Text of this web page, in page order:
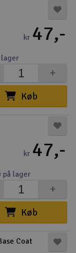
kr 47,-
Køb
+
lager
kr 47,-
Køb
+
på lager
Coat